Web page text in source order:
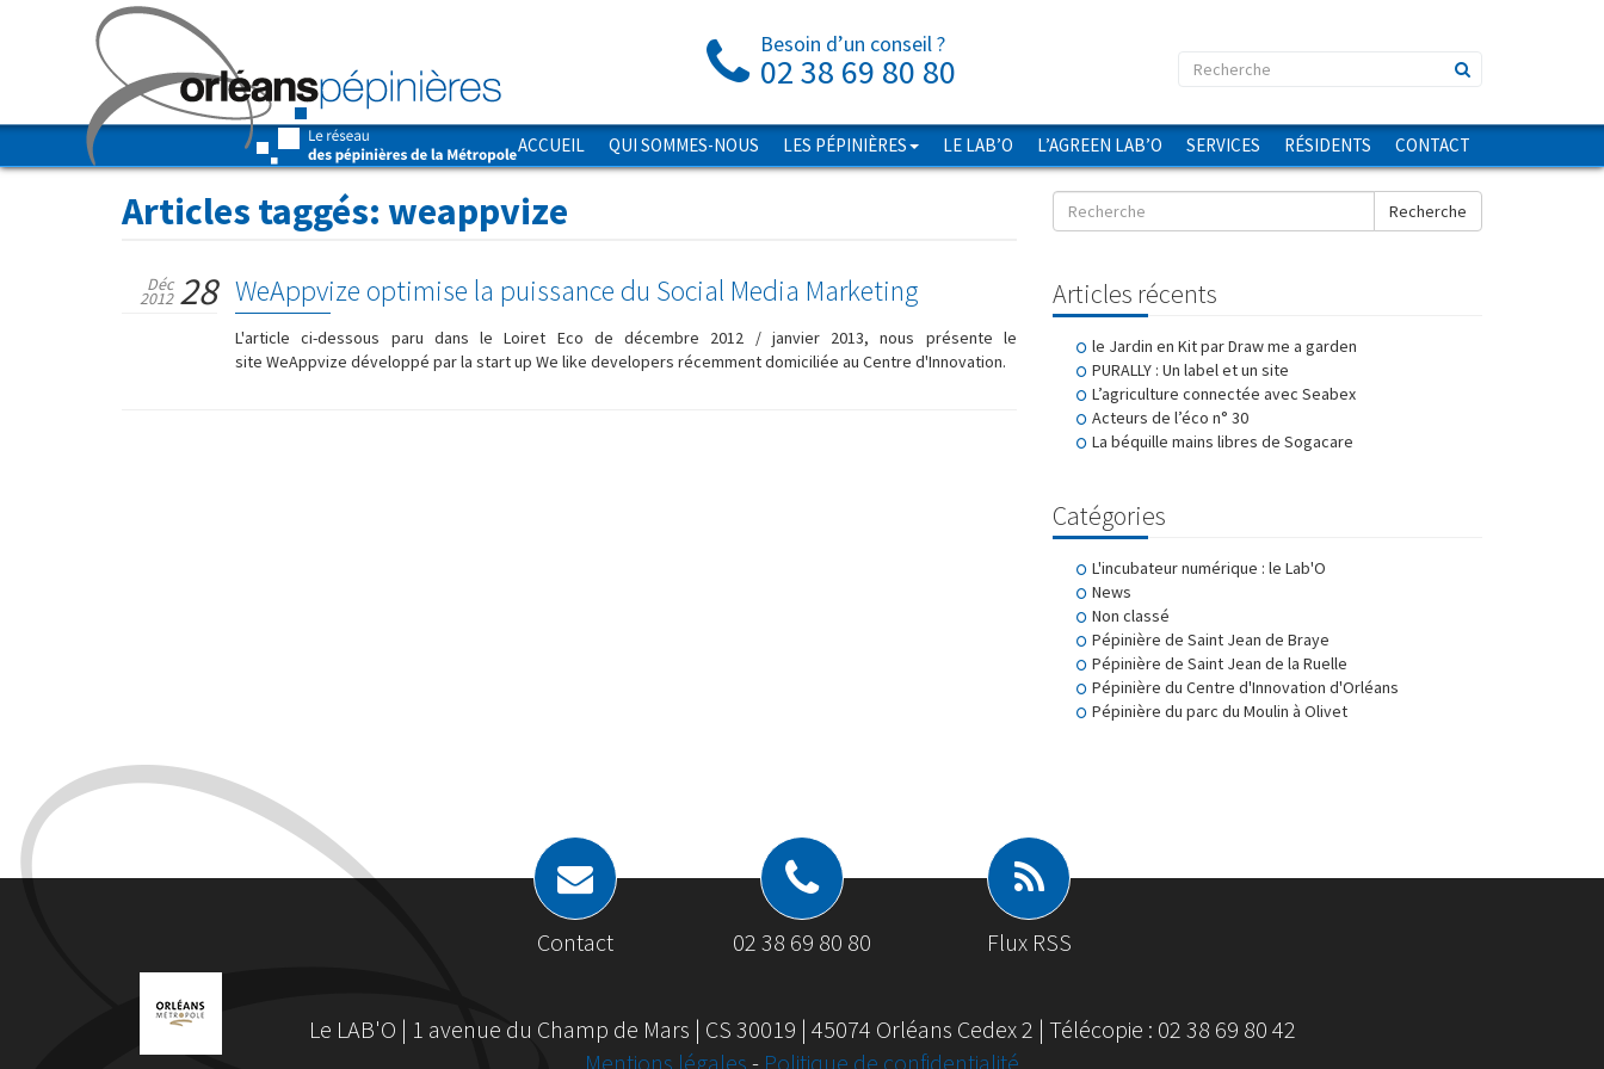
Besoin d’un conseil ?
02 38 69 80 80
ACCUEIL QUI SOMMES-NOUS LES PÉPINIÈRES LE LAB’O L’AGREEN LAB’O SERVICES RÉSIDENTS CONTACT
Articles taggés: weappvize
WeAppvize optimise la puissance du Social Media Marketing
Déc
2012 28
L'article ci-dessous paru dans le Loiret Eco de décembre 2012 / janvier 2013, nous présente le
site WeAppvize développé par la start up We like developers récemment domiciliée au Centre d'Innovation.
Recherche
Articles récents
le Jardin en Kit par Draw me a garden
PURALLY : Un label et un site
L’agriculture connectée avec Seabex
Acteurs de l’éco n° 30
La béquille mains libres de Sogacare
Catégories
L'incubateur numérique : le Lab'O
News
Non classé
Pépinière de Saint Jean de Braye
Pépinière de Saint Jean de la Ruelle
Pépinière du Centre d'Innovation d'Orléans
Pépinière du parc du Moulin à Olivet
Contact 02 38 69 80 80 Flux RSS
Le LAB'O | 1 avenue du Champ de Mars | CS 30019 | 45074 Orléans Cedex 2 | Télécopie : 02 38 69 80 42
Mentions légales - Politique de confidentialité